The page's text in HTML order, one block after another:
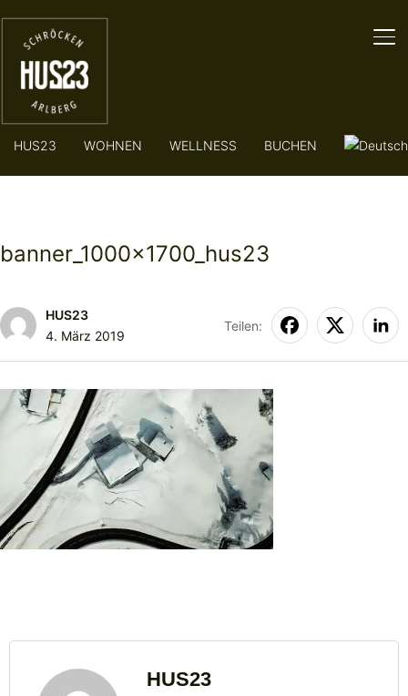
HUS23 WOHNEN WELLNESS BUCHEN
banner_1000x1700_hus23
HUS23
4. März 2019
Teilen:
HUS23